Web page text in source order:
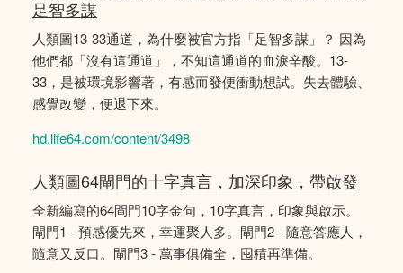
足智多謀
人類圖13-33通道，為什麼被官方指「足智多謀」？ 因為
他們都「沒有這通道」，不知這通道的血淚辛酸。13-
33，是被環境影響著，有感而發便衝動想試。失去體驗、
感覺改變，便退下來。
hd.life64.com/content/3498
人類圖64閘門的十字真言，加深印象，帶啟發
全新編寫的64閘門10字金句，10字真言，印象與啟示。
閘門1 - 預感優先來，幸運聚人多。閘門2 - 隨意答應人，
隨意又反口。閘門3 - 萬事俱備全，囤積再準備。